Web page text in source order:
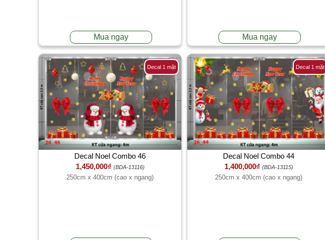
Mua ngay Mua ngay
Decal 1 mặt
Decal Noel Combo 46
1,450,000₫ (BDA-13116)
250cm x 400cm (cao x ngang)
Decal 1 mặt
Decal Noel Combo 44
1,400,000₫ (BDA-13115)
250cm x 400cm (cao x ngang)